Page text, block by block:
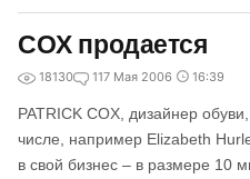
COX продается
18130 117 Мая 2006 16:39
PATRICK COX, дизайнер
числе, например Elizabeth
в свой бизнес – в размере 10